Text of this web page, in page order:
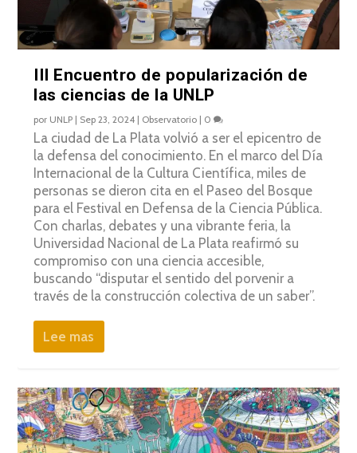
III Encuentro de popularización de
las ciencias de la UNLP
por UNLP | Sep 23, 2024 | Observatorio | 0
La ciudad de La Plata volvió a ser el epicentro de
la defensa del conocimiento. En el marco del Día
Internacional de la Cultura Científica, miles de
personas se dieron cita en el Paseo del Bosque
para el Festival en Defensa de la Ciencia Pública.
Con charlas, debates y una vibrante feria, la
Universidad Nacional de La Plata reafirmó su
compromiso con una ciencia accesible,
buscando “disputar el sentido del porvenir a
través de la construcción colectiva de un saber”.
Lee mas